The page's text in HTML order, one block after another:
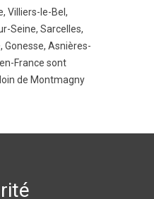
, Villiers-le-Bel ,
Seine, Sarcelles,
, Gonesse, Asnières-
France sont
de Montmagny